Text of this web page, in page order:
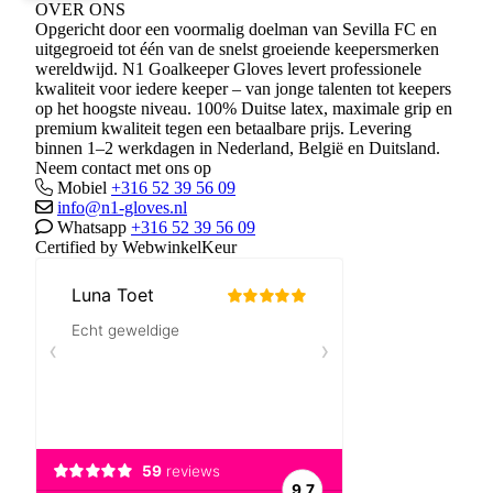
OVER ONS
Opgericht door een voormalig doelman van Sevilla FC en
uitgegroeid tot één van de snelst groeiende keepersmerken
wereldwijd. N1 Goalkeeper Gloves levert professionele
kwaliteit voor iedere keeper – van jonge talenten tot keepers
op het hoogste niveau. 100% Duitse latex, maximale grip en
premium kwaliteit tegen een betaalbare prijs. Levering
binnen 1–2 werkdagen in Nederland, België en Duitsland.
Neem contact met ons op
Mobiel +316 52 39 56 09
info@n1-gloves.nl
Whatsapp +316 52 39 56 09
Certified by WebwinkelKeur